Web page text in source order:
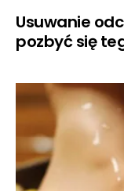
Usuwanie
pozbyć się